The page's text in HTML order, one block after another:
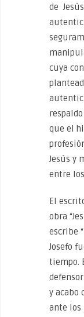
de
cuya
que el
Jesús y
entre
El
obra
escribe
Josefo
tiempo.
y acabo
ante los